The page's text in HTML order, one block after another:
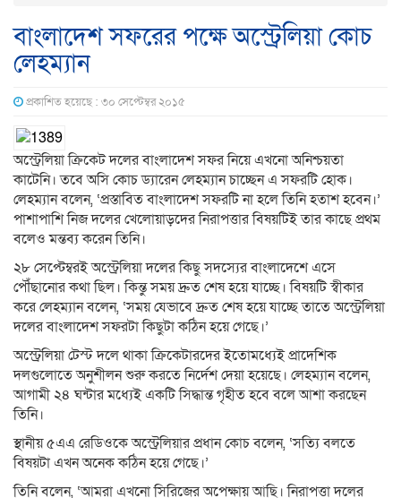
বাংলাদেশ সফরের পক্ষে অস্ট্রেলিয়া কোচ
লেহম্যান
প্রকাশিত হয়েছে : ৩০ সেপ্টেম্বর ২০১৫
অস্ট্রেলিয়া ক্রিকেট দলের বাংলাদেশ সফর নিয়ে এখনো অনিশ্চয়তা
কাটেনি। তবে অসি কোচ ড্যারেন লেহম্যান চাচ্ছেন এ সফরটি হোক।
লেহম্যান বলেন, ‘প্রস্তাবিত বাংলাদেশ সফরটি না হলে তিনি হতাশ হবেন।’
পাশাপাশি নিজ দলের খেলোয়াড়দের নিরাপত্তার বিষয়টিই তার কাছে প্রথম
বলেও মন্তব্য করেন তিনি।
২৮ সেপ্টেম্বরই অস্ট্রেলিয়া দলের কিছু সদস্যের বাংলাদেশে এসে
পৌঁছানোর কথা ছিল। কিন্তু সময় দ্রুত শেষ হয়ে যাচ্ছে। বিষয়টি স্বীকার
করে লেহম্যান বলেন, ‘সময় যেভাবে দ্রুত শেষ হয়ে যাচ্ছে তাতে অস্ট্রেলিয়া
দলের বাংলাদেশ সফরটা কিছুটা কঠিন হয়ে গেছে।’
অস্ট্রেলিয়া টেস্ট দলে থাকা ক্রিকেটারদের ইতোমধ্যেই প্রাদেশিক
দলগুলোতে অনুশীলন শুরু করতে নির্দেশ দেয়া হয়েছে। লেহম্যান বলেন,
আগামী ২৪ ঘন্টার মধ্যেই একটি সিদ্ধান্ত গৃহীত হবে বলে আশা করছেন
তিনি।
স্থানীয় ৫এএ রেডিওকে অস্ট্রেলিয়ার প্রধান কোচ বলেন, ‘সত্যি বলতে
বিষয়টা এখন অনেক কঠিন হয়ে গেছে।’
তিনি বলেন, ‘আমরা এখনো সিরিজের অপেক্ষায় আছি। নিরাপত্তা দলের